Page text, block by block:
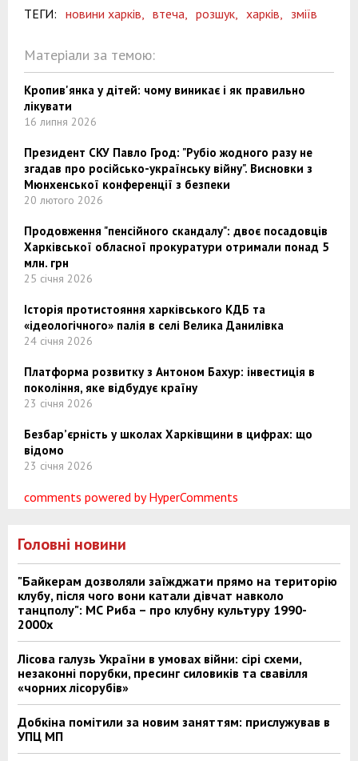
ТЕГИ: новини харків, втеча, розшук, харків, зміїв
Матеріали за темою:
Кропив'янка у дітей: чому виникає і як правильно
лікувати
16 липня 2026
Президент СКУ Павло Грод: "Рубіо жодного разу не
згадав про російсько-українську війну". Висновки з
Мюнхенської конференції з безпеки
20 лютого 2026
Продовження "пенсійного скандалу": двоє посадовців
Харківської обласної прокуратури отримали понад 5
млн. грн
25 січня 2026
Історія протистояння харківського КДБ та
«ідеологічного» палія в селі Велика Данилівка
24 січня 2026
Платформа розвитку з Антоном Бахур: інвестиція в
покоління, яке відбудує країну
23 січня 2026
Безбар’єрність у школах Харківщини в цифрах: що
відомо
23 січня 2026
comments powered by HyperComments
Головні новини
"Байкерам дозволяли заїжджати прямо на територію
клубу, після чого вони катали дівчат навколо
танцполу": МС Риба – про клубну культуру 1990-
2000х
Лісова галузь України в умовах війни: сірі схеми,
незаконні порубки, пресинг силовиків та свавілля
«чорних лісорубів»
Добкіна помітили за новим заняттям: прислужував в
УПЦ МП